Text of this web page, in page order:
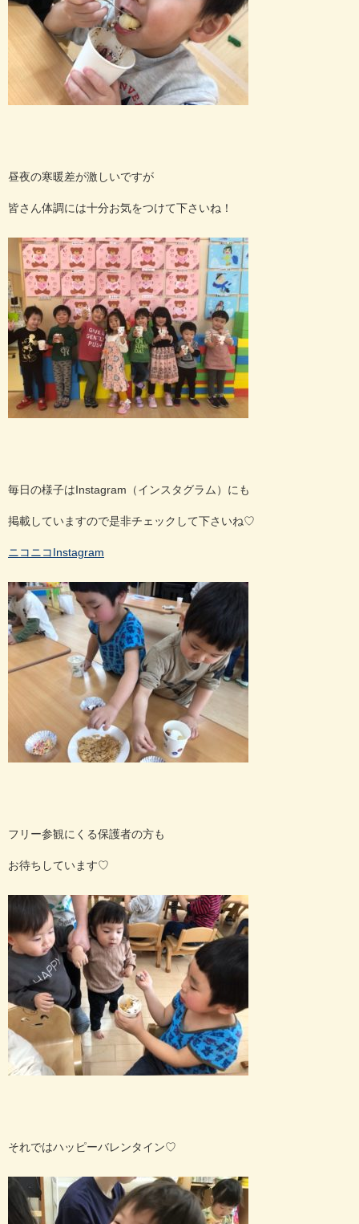
昼夜の寒暖差が激しいですが
皆さん体調には十分お気をつけて下さいね！
毎日の様子はInstagram（インスタグラム）にも
掲載していますので是非チェックして下さいね♡
ニコニコInstagram
フリー参観にくる保護者の方も
お待ちしています♡
それではハッピーバレンタイン♡